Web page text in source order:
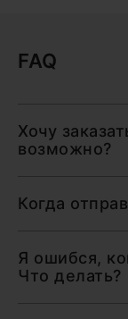
FAQ
Хочу
возможно?
Когда
Я ошибся,
Что делать?